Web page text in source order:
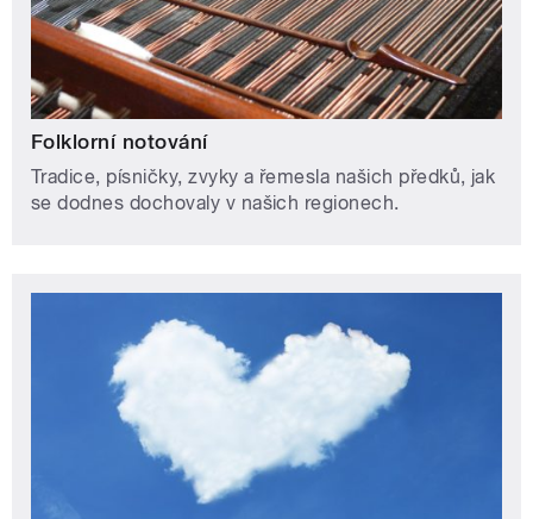
Folklorní notování
Tradice, písničky, zvyky a řemesla našich předků, jak
se dodnes dochovaly v našich regionech.